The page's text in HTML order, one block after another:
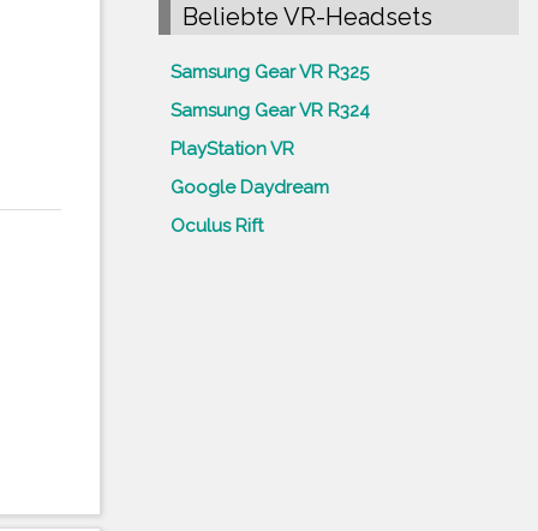
Beliebte VR-Headsets
Samsung Gear VR R325
Samsung Gear VR R324
PlayStation VR
Google Daydream
Oculus Rift